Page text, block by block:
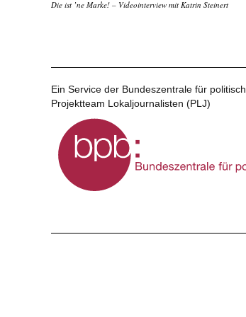
Die ist ’ne Marke! – Videointerview mit Katrin Steinert
Ein Service der Bundeszentrale für
Projektteam Lokaljournalisten (PLJ)